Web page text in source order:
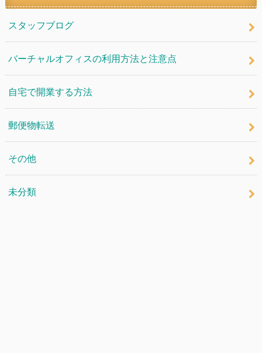
スタッフブログ
バーチャルオフィスの利用方法と注意点
自宅で開業する方法
郵便物転送
その他
未分類